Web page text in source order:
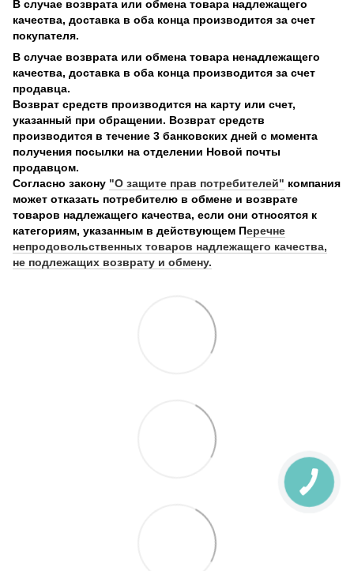
В случае возврата или обмена товара надлежащего
качества, доставка в оба конца производится за счет
покупателя.
В случае возврата или обмена товара ненадлежащего
качества, доставка в оба конца производится за счет
продавца.
Возврат средств производится на карту или счет,
указанный при обращении. Возврат средств
производится в течение 3 банковских дней с момента
получения посылки на отделении Новой почты
продавцом.
Согласно закону "О защите прав потребителей" компания
может отказать потребителю в обмене и возврате
товаров надлежащего качества, если они относятся к
категориям, указанным в действующем Перечне
непродовольственных товаров надлежащего качества,
не подлежащих возврату и обмену.